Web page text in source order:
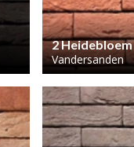
2 Heidebloem
Vandersanden